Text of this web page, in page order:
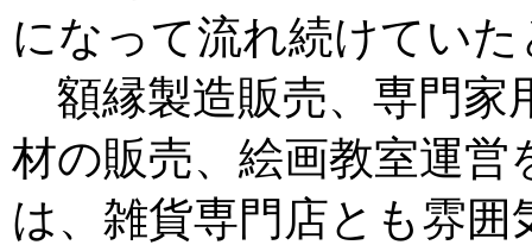
になって流れ続けてい
額縁製造販売、専門家
材の販売、絵画教室運
は、雑貨専門店とも雰